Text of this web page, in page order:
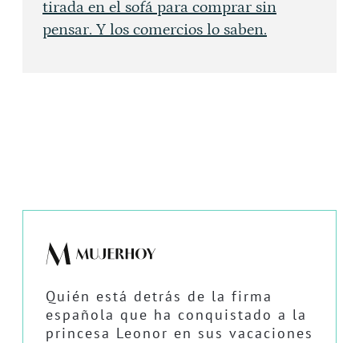
tirada en el sofá para comprar sin
pensar. Y los comercios lo saben.
Quién está detrás de la firma
española que ha conquistado a la
princesa Leonor en sus vacaciones